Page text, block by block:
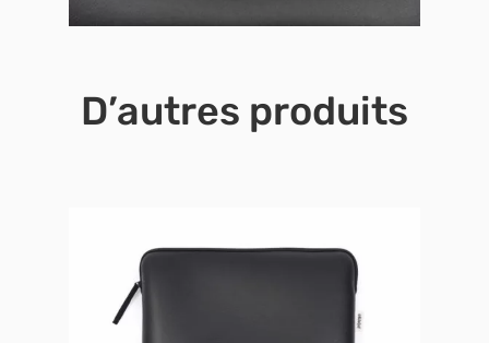
D’autres produits